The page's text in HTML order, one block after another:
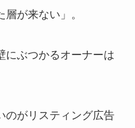
層が来ない」。
にぶつかるオーナーは
のがリスティング広告